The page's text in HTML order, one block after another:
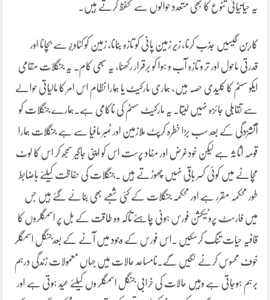
یہ حیاتیاتی تنوع کا بھی متعدد حوالوں سے تحفظ کرتے ہیں۔
کاربن گیسیں جذب کرنا، زیر زمین پانی کو تازہ بنانا، زمین کو کٹاو¿ سے بچانا اور
قدرتی ماحول اور تر و تازہ آب و ہوا کو برقرار رکھنا، یہ سبھی کام۔ یہ جنگلات مقامی
ایکو سسٹم کا کلیدی حصہ ہیں، ہماری مارکیٹ یا ہمارا نظام اس امر کا مالیاتی حوالے
سے تقابلی جائزہ نہیں لیتا۔ یہ مارکیٹ سسٹم کی ناکامی ہے۔ہمارے جنگلات کو
آتشزدگی کے بعد سب بڑا خطرہ کرپٹ ملازمین اور ٹمبر مافیا سے ہے جنگلات ہمارا
قومہ اثاثہ ہے لیکن خودغرض اور مفاد پرست اس کو اپنی جاگیر سمجھ کر اس کا لوٹ
مچانے میں کوئی کسر باقی نہیں چھوڑتے ہیں ۔جنگلات کی حفاظت کیلئے باضابط
طور محکمہ مقرر ہے اور محکمہ جنگلات کے کئی شعبے بھی بنائے گئے ہیں جس
میں فارسٹ پروٹیکشن فورس ہونی چاہئے تاکہ وہ طاقت کے بل پر اسمگلروں کا
قافیہ حیات تنگ کرسکیں ۔اس فورس کے وجود میں آنے کے بعدجنگل اسمگلر
خوف محسوس کرنے لگیں گے۔نامساعد حالات میں جہاں معمولات زندگی درہم
برہم ہوجاتی ہے وہیں حالات کی خرابی جنگل اسمگلر وں کیلئے عید ہوتی ہے اور